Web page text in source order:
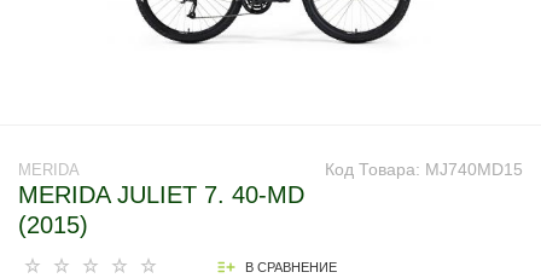
Код Товара: MJ740MD15
MERIDA
MERIDA JULIET 7. 40-MD
(2015)
В СРАВНЕНИЕ